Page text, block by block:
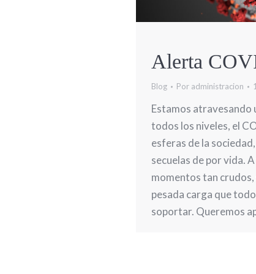
Alerta
Blog Por administracion
Estamos atravesando
todos los niveles, el
esferas de la
secuelas de por vida.
momentos tan
pesada carga que
soportar. Queremos